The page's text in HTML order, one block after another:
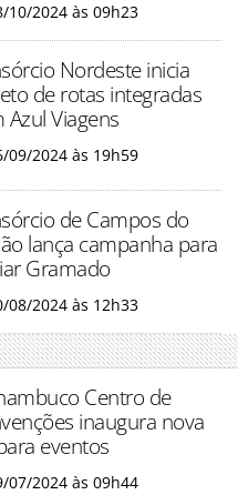
10/2024 às 09h23
Nordeste inicia
de rotas integradas
Azul Viagens
09/2024 às 19h59
de Campos do
lança campanha para
Gramado
08/2024 às 12h33
Centro de
inaugura nova
eventos
07/2024 às 09h44